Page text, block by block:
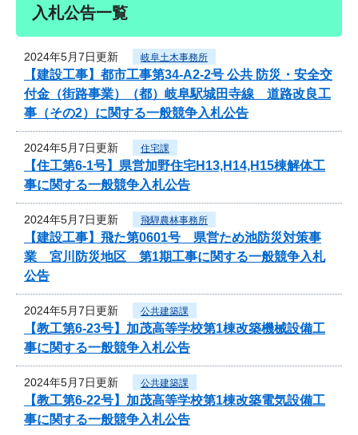
入札公告一覧
2024年5月7日更新 岐阜土木事務所
【建設工事】都市工事第34-A2-2号 公共 防災・安全交
付金（街路事業）（都）岐阜駅城田寺線 道路改良工
事（その2）に関する一般競争入札公告
2024年5月7日更新 住宅課
【住工第6-1号】県営加野住宅H13,H14,H15棟解体工
事に関する一般競争入札公告
2024年5月7日更新 飛騨農林事務所
【建設工事】飛た第0601号 県営ため池防災対策事
業 宮川防災地区 第1期工事に関する一般競争入札
公告
2024年5月7日更新 公共建築課
【教工第6-23号】加茂高等学校第1棟改築機械設備工
事に関する一般競争入札公告
2024年5月7日更新 公共建築課
【教工第6-22号】加茂高等学校第1棟改築電気設備工
事に関する一般競争入札公告